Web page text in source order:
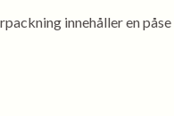
innehåller en